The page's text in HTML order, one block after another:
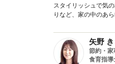
スタイリッシュで気
りなど、家の中のあ
矢野
節約・家
食育指導